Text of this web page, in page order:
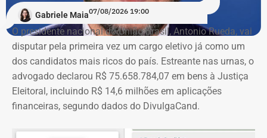
terrenos em Itaguaí, veículos e outros bens.
Já na declaração mais recente, além do imóvel, Fábio
Silva informou bens como uma lancha avaliada em R$
1,05 milhão, uma motocicleta Triumph Bobber de R$ 50
mil, um automóvel Honda Prelude de R$ 30 mil e um
relógio Rolex de R$ 25 mil.
Fábio Silva foi eleito deputado estadual em 2018 e
Gabriele Maia07/08/2026 19:00
O presidente nacional do União Brasil, Antonio Rueda, vai
disputar pela primeira vez um cargo eletivo já como um
dos candidatos mais ricos do país. Estreante nas urnas, o
advogado declarou R$ 75.658.784,07 em bens à Justiça
Eleitoral, incluindo R$ 14,6 milhões em aplicações
financeiras, segundo dados do DivulgaCand.